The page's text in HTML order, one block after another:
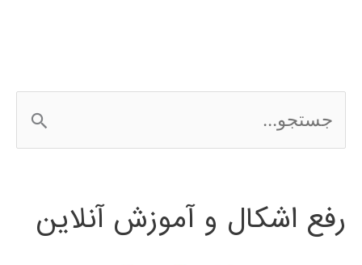
مثال
س
ج
رفع اشکال و آموزش آنلاین